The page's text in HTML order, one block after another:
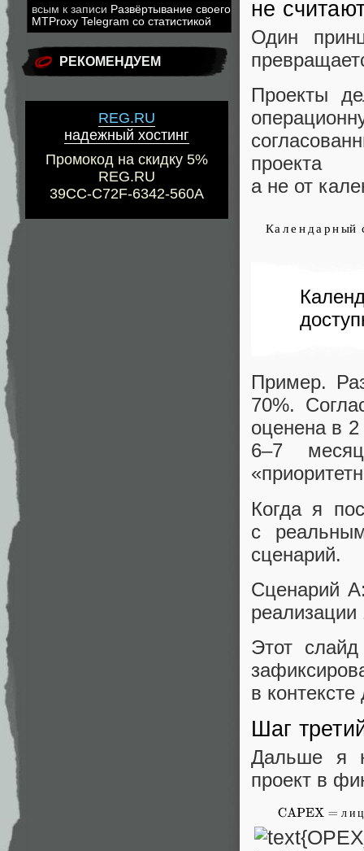
всым к записи Развёртывание своего
MTProxy Telegram со статистикой
РЕКОМЕНДУЕМ
REG.RU
надежный хостинг
Промокод на скидку 5%
REG.RU
39CC-C72F-6342-560A
не
Один
Проекты
а не от
Пример.
70%.
оценена в
6–7
Когда я
с
сценарий.
Сценарий
реализации
Этот
в
Шаг
Дальше я
проект в